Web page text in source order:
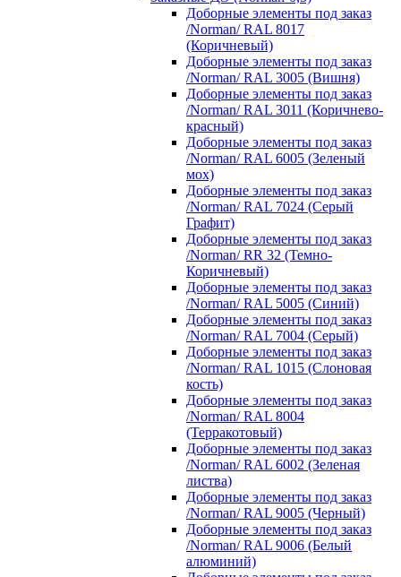
Доборные элементы под заказ
/Norman/ RAL 8017
(Коричневый)
Доборные элементы под заказ
/Norman/ RAL 3005 (Вишня)
Доборные элементы под заказ
/Norman/ RAL 3011 (Коричнево-
красный)
Доборные элементы под заказ
/Norman/ RAL 6005 (Зеленый
мох)
Доборные элементы под заказ
/Norman/ RAL 7024 (Серый
Графит)
Доборные элементы под заказ
/Norman/ RR 32 (Темно-
Коричневый)
Доборные элементы под заказ
/Norman/ RAL 5005 (Синий)
Доборные элементы под заказ
/Norman/ RAL 7004 (Серый)
Доборные элементы под заказ
/Norman/ RAL 1015 (Слоновая
кость)
Доборные элементы под заказ
/Norman/ RAL 8004
(Терракотовый)
Доборные элементы под заказ
/Norman/ RAL 6002 (Зеленая
листва)
Доборные элементы под заказ
/Norman/ RAL 9005 (Черный)
Доборные элементы под заказ
/Norman/ RAL 9006 (Белый
алюминий)